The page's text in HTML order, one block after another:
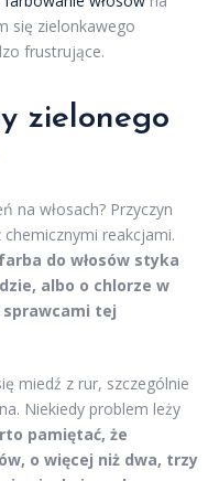
się zielonkawego
frustrujące.
zielonego
na włosach? Przyczyn
reakcjami.
do włosów styka
albo o chlorze w
sprawcami tej
miedź z rur, szczególnie
Niekiedy problem leży
pamiętać, że
o więcej niż dwa, trzy